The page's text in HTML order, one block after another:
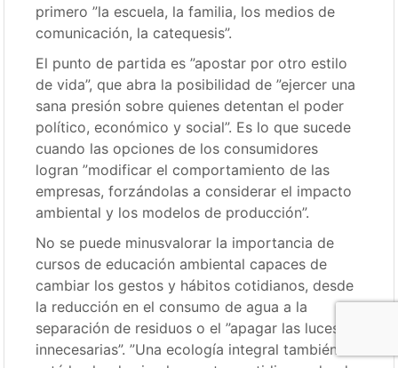
primero ”la escuela, la familia, los medios de
comunicación, la catequesis”.
El punto de partida es ”apostar por otro estilo
de vida”, que abra la posibilidad de ”ejercer una
sana presión sobre quienes detentan el poder
político, económico y social”. Es lo que sucede
cuando las opciones de los consumidores
logran ”modificar el comportamiento de las
empresas, forzándolas a considerar el impacto
ambiental y los modelos de producción”.
No se puede minusvalorar la importancia de
cursos de educación ambiental capaces de
cambiar los gestos y hábitos cotidianos, desde
la reducción en el consumo de agua a la
separación de residuos o el ”apagar las luces
innecesarias”. ”Una ecología integral también